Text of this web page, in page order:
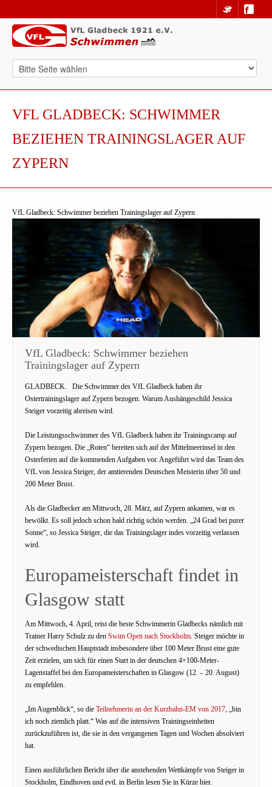
VFL GLADBECK: SCHWIMMER
BEZIEHEN TRAININGSLAGER AUF
ZYPERN
VfL Gladbeck: Schwimmer beziehen Trainingslager auf Zypern
VfL Gladbeck: Schwimmer beziehen
Trainingslager auf Zypern
GLADBECK.
Die Schwimmer des VfL Gladbeck haben ihr
Ostertrainingslager auf Zypern bezogen. Warum Aushängeschild Jessica
Steiger vorzeitig abreisen wird.
Die Leistungsschwimmer des VfL Gladbeck haben ihr Trainingscamp auf
Zypern bezogen. Die „Roten“ bereiten sich auf der Mittelmeerinsel in den
Osterferien auf die kommenden Aufgaben vor. Angeführt wird das Team des
VfL von Jessica Steiger, der amtierenden Deutschen Meisterin über 50 und
200 Meter Brust.
Als die Gladbecker am Mittwoch, 28. März, auf Zypern ankamen, war es
bewölkt. Es soll jedoch schon bald richtig schön werden. „24 Grad bei purer
Sonne“, so Jessica Steiger, die das Trainingslager indes vorzeitig verlassen
wird.
Europameisterschaft findet in
Glasgow statt
Am Mittwoch, 4. April, reist die beste Schwimmerin Gladbecks nämlich mit
Trainer Harry Schulz zu den Swim Open nach Stockholm. Steiger möchte in
der schwedischen Hauptstadt insbesondere über 100 Meter Brust eine gute
Zeit erzielen, um sich für einen Start in der deutschen 4×100-Meter-
Lagenstaffel bei den Europameisterschaften in Glasgow (12. – 20. August)
zu empfehlen.
„Im Augenblick“, so die Teilnehmerin an der Kurzbahn-EM von 2017, „bin
ich noch ziemlich platt.“ Was auf die intensiven Trainingseinheiten
zurückzuführen ist, die sie in den vergangenen Tagen und Wochen absolviert
hat.
Einen ausführlichen Bericht über die anstehenden Wettkämpfe von Steiger in
Stockholm, Eindhoven und evtl. in Berlin lesen Sie in Kürze hier.